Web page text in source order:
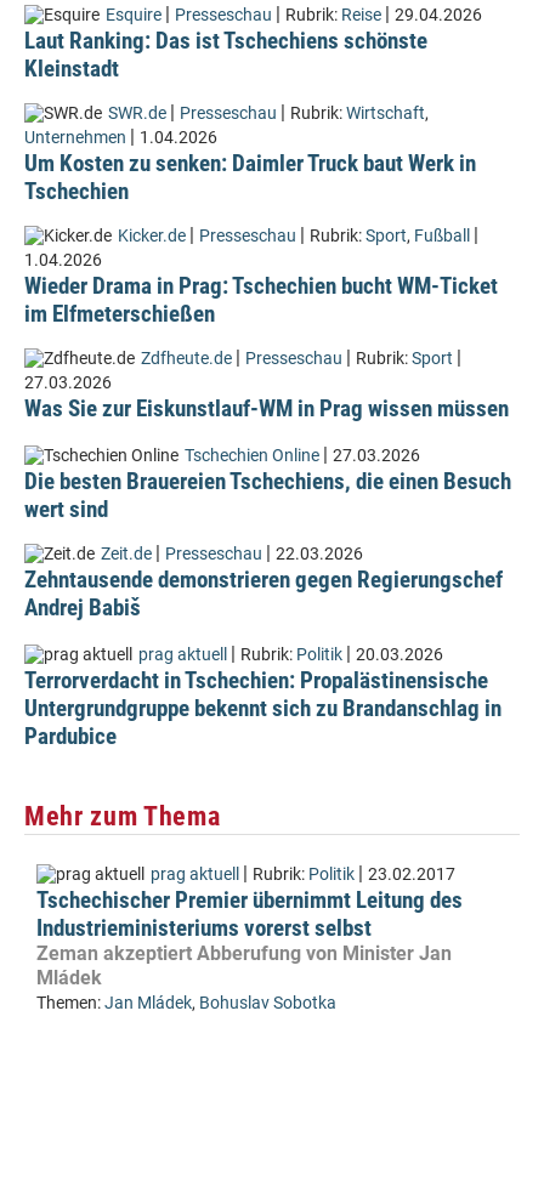
Esquire | Presseschau | Rubrik: Reise | 29.04.2026
Laut Ranking: Das ist Tschechiens schönste
Kleinstadt
SWR.de | Presseschau | Rubrik:Wirtschaft,
Unternehmen | 1.04.2026
Um Kosten zu senken: Daimler Truck baut Werk in
Tschechien
Kicker.de | Presseschau | Rubrik:Sport, Fußball |
1.04.2026
Wieder Drama in Prag: Tschechien bucht WM-Ticket
im Elfmeterschießen
Zdfheute.de | Presseschau | Rubrik:Sport |
27.03.2026
Was Sie zur Eiskunstlauf-WM in Prag wissen müssen
Tschechien Online | 27.03.2026
Die besten Brauereien Tschechiens, die einen Besuch
wert sind
Zeit.de | Presseschau | 22.03.2026
Zehntausende demonstrieren gegen Regierungschef
Andrej Babiš
prag aktuell | Rubrik: Politik | 20.03.2026
Terrorverdacht in Tschechien: Propalästinensische
Untergrundgruppe bekennt sich zu Brandanschlag in
Pardubice
Mehr zum Thema
prag aktuell | Rubrik: Politik | 23.02.2017
Tschechischer Premier übernimmt Leitung des
Industrieministeriums vorerst selbst
Zeman akzeptiert Abberufung von Minister Jan
Mládek
Themen:Jan Mládek, Bohuslav Sobotka